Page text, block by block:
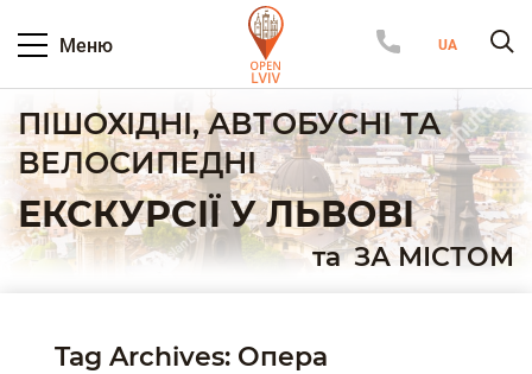
Меню
ПІШОХІДНІ, АВТОБУСНІ ТА
ВЕЛОСИПЕДНІ
ЕКСКУРСІЇ У ЛЬВОВІ
таЗА МІСТОМ
Tag Archives: Опера